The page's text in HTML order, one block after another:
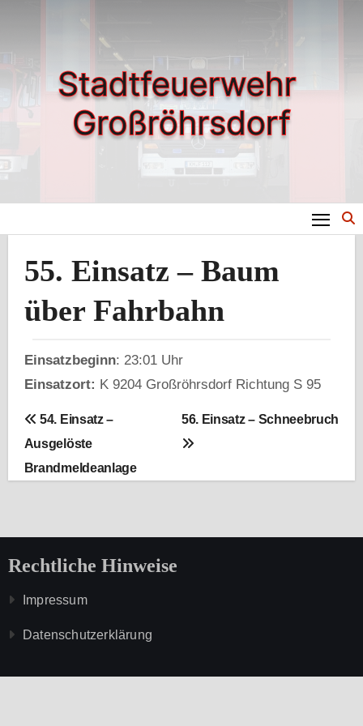
springen
55. Einsatz – Baum
über Fahrbahn
Einsatzbeginn: 23:01 Uhr
Einsatzort: K 9204 Großröhrsdorf Richtung S 95
B
e
i
r
a
g
54. Einsatz –
Ausgelöste
Brandmeldeanlage
56. Einsatz – Schneebruch
Rechtliche Hinweise
Impressum
Datenschutzerklärung